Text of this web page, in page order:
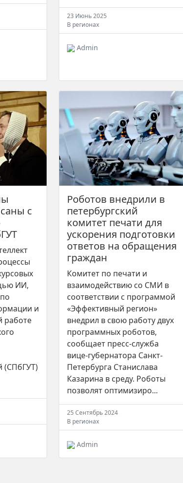
23 Июнь 2025
В регионах
Admin
с
ИИ,
и
работе
(СПбГУТ)
Роботов внедрили в
петербургский
комитет печати для
ускорения подготовки
ответов на обращения
граждан
Комитет по печати и
взаимодействию со СМИ в
соответствии с программой
«Эффективный регион»
внедрил в свою работу двух
программных роботов,
сообщает пресс-служба
вице-губернатора Санкт-
Петербурга Станислава
Казарина в среду. Роботы
позволят оптимизиро...
25 Сентябрь 2024
В регионах
Admin